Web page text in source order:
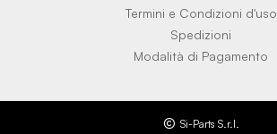
Termini e Condizioni d'uso
Spedizioni
Modalità di Pagamento
Si-Parts S.r.l.